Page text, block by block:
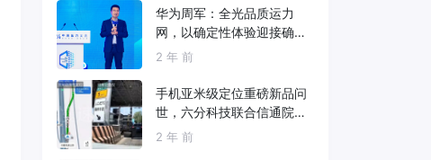
华为周军：全光品质运力
网，以确定性体验迎接确定
性的智能时代
2 年 前
手机亚米级定位重磅新品问
世，六分科技联合信通院发
布免费服务
2 年 前